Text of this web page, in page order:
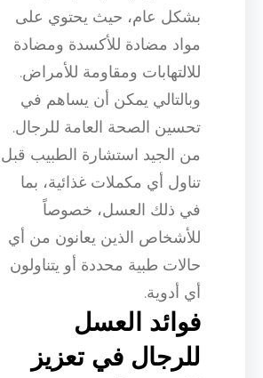
بشكل عام، حيث يحتوي على
مواد مضادة للأكسدة ومضادة
للالتهابات ومقاومة للأمراض.
وبالتالي يمكن أن يساهم في
تحسين الصحة العامة للرجال.
من الجيد استشارة الطبيب قبل
تناول أي مكملات غذائية، بما
في ذلك العسل، خصوصاً
للأشخاص الذين يعانون من أي
حالات طبية محددة أو يتناولون
أي أدوية.
فوائد العسل
للرجال في تعزيز